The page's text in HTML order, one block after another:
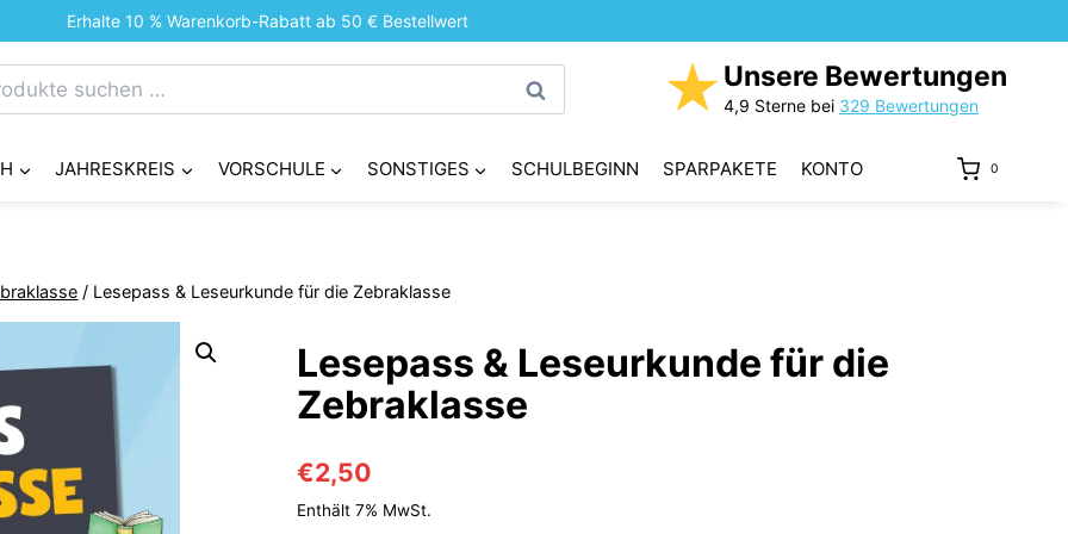
Erhalte 10 % Warenkorb-Rabatt ab 50 € Bestellwert
Suchen ★ Unsere Bewertungen
4,9 Sterne bei 329 Bewertungen
JAHRESKREIS VORSCHULE SONSTIGES SCHULBEGINN SPARPAKETE KONTO 0
/ Lesepass & Leseurkunde für die Zebraklasse
Lesepass & Leseurkunde für die
Zebraklasse
€2,50
Enthält 7% MwSt.